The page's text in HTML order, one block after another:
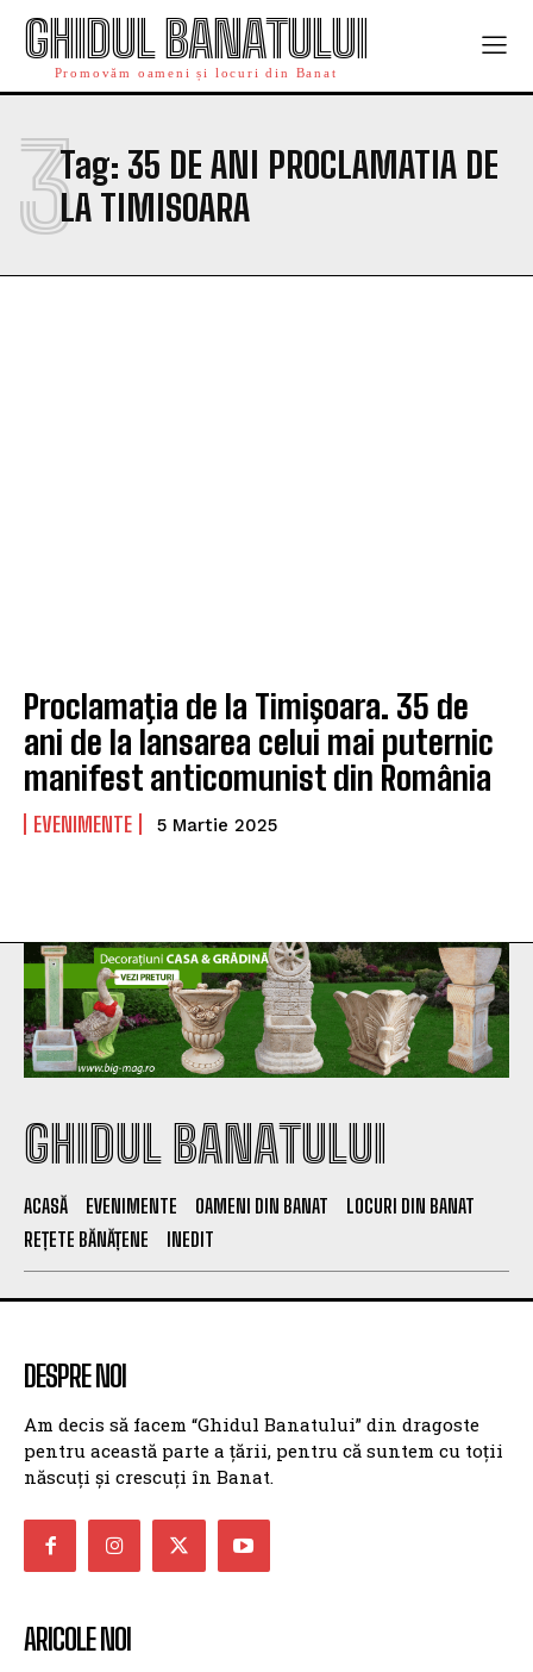
GHIDUL BANATULUI
Promovăm oameni și locuri din Banat
Tag: 35 DE ANI PROCLAMATIA DE
LA TIMISOARA
3
Proclamaţia de la Timişoara. 35 de
ani de la lansarea celui mai puternic
manifest anticomunist din România
EVENIMENTE 5 Martie 2025
GHIDUL BANATULUI
ACASĂ EVENIMENTE OAMENI DIN BANAT
LOCURI DIN BANAT
REȚETE BĂNĂȚENE
INEDIT
DESPRE NOI
Am decis să facem “Ghidul Banatului” din dragoste
pentru această parte a țării, pentru că suntem cu toții
născuți și crescuți în Banat.
ARICOLE NOI